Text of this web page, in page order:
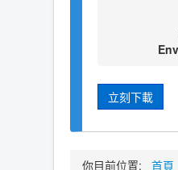
立刻下載
你目前位置: 首頁